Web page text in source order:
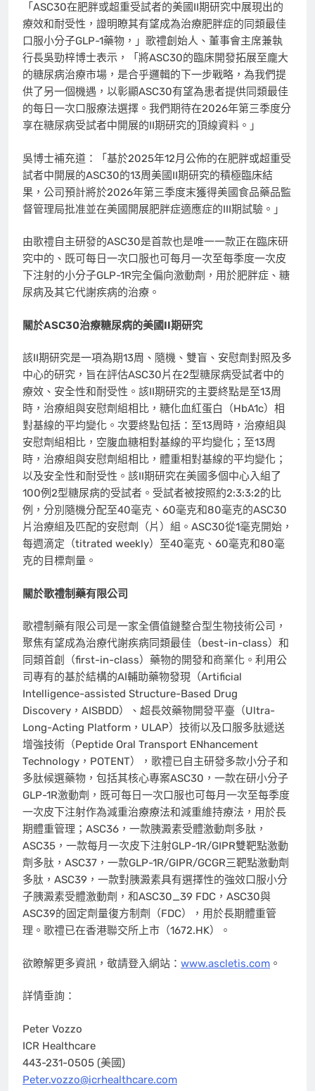
「ASC30在肥胖或超重受試者的美國II期研究中展現出的
療效和耐受性，證明瞭其有望成為治療肥胖症的同類最佳
口服小分子GLP-1藥物，」歌禮創始人、董事會主席兼執
行長吳勁梓博士表示，「將ASC30的臨床開發拓展至龐大
的糖尿病治療市場，是合乎邏輯的下一步戰略，為我們提
供了另一個機遇，以彰顯ASC30有望為患者提供同類最佳
的每日一次口服療法選擇。我們期待在2026年第三季度分
享在糖尿病受試者中開展的II期研究的頂線資料。」
吳博士補充道：「基於2025年12月公佈的在肥胖或超重受
試者中開展的ASC30的13周美國II期研究的積極臨床結
果，公司預計將於2026年第三季度末獲得美國食品藥品監
督管理局批准並在美國開展肥胖症適應症的III期試驗。」
由歌禮自主研發的ASC30是首款也是唯一一款正在臨床研
究中的、既可每日一次口服也可每月一次至每季度一次皮
下注射的小分子GLP-1R完全偏向激動劑，用於肥胖症、糖
尿病及其它代謝疾病的治療。
關於ASC30治療糖尿病的美國II期研究
該II期研究是一項為期13周、隨機、雙盲、安慰劑對照及多
中心的研究，旨在評估ASC30片在2型糖尿病受試者中的
療效、安全性和耐受性。該II期研究的主要終點是至13周
時，治療組與安慰劑組相比，糖化血紅蛋白（HbA1c）相
對基線的平均變化。次要終點包括：至13周時，治療組與
安慰劑組相比，空腹血糖相對基線的平均變化；至13周
時，治療組與安慰劑組相比，體重相對基線的平均變化；
以及安全性和耐受性。該II期研究在美國多個中心入組了
100例2型糖尿病的受試者。受試者被按照約2:3:3:2的比
例，分別隨機分配至40毫克、60毫克和80毫克的ASC30
片治療組及匹配的安慰劑（片）組。ASC30從1毫克開始，
每週滴定（titrated weekly）至40毫克、60毫克和80毫
克的目標劑量。
關於歌禮制藥有限公司
歌禮制藥有限公司是一家全價值鏈整合型生物技術公司，
聚焦有望成為治療代謝疾病同類最佳（best-in-class）和
同類首創（first-in-class）藥物的開發和商業化。利用公
司專有的基於結構的AI輔助藥物發現（Artificial
Intelligence-assisted Structure-Based Drug
Discovery，AISBDD）、超長效藥物開發平臺（Ultra-
Long-Acting Platform，ULAP）技術以及口服多肽遞送
增強技術（Peptide Oral Transport ENhancement
Technology，POTENT），歌禮已自主研發多款小分子和
多肽候選藥物，包括其核心專案ASC30，一款在研小分子
GLP-1R激動劑，既可每日一次口服也可每月一次至每季度
一次皮下注射作為減重治療療法和減重維持療法，用於長
期體重管理；ASC36，一款胰澱素受體激動劑多肽，
ASC35，一款每月一次皮下注射GLP-1R/GIPR雙靶點激動
劑多肽，ASC37，一款GLP-1R/GIPR/GCGR三靶點激動劑
多肽，ASC39，一款對胰澱素具有選擇性的強效口服小分
子胰澱素受體激動劑，和ASC30_39 FDC，ASC30與
ASC39的固定劑量復方制劑（FDC），用於長期體重管
理。歌禮已在香港聯交所上市（1672.HK）。
欲瞭解更多資訊，敬請登入網站： www.ascletis.com 。
詳情垂詢：
Peter Vozzo
ICR Healthcare
443-231-0505 (美國)
Peter.vozzo@icrhealthcare.com